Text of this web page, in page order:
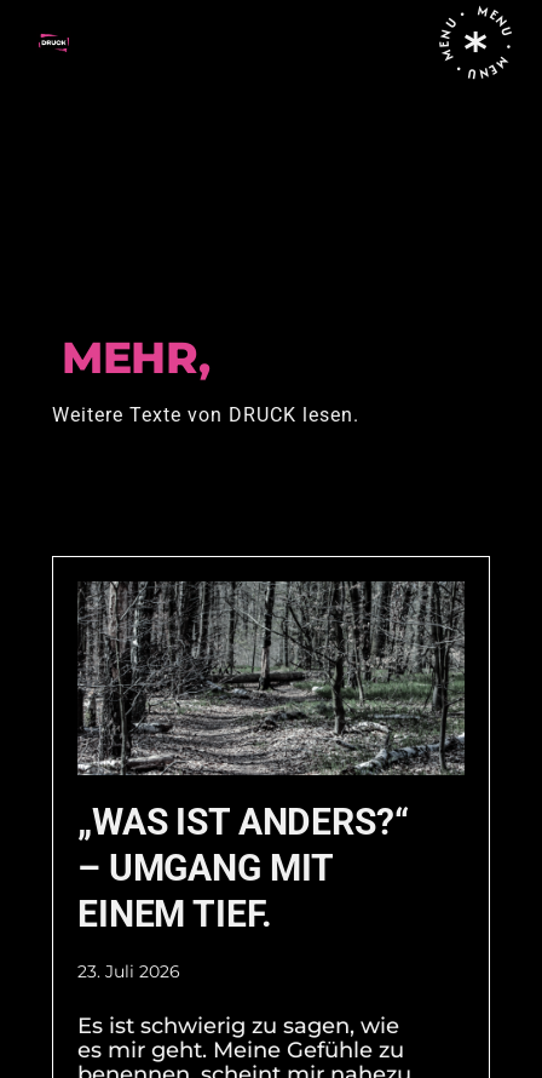
MENU • MENU • MENU •
MEHR,
Weitere Texte von DRUCK lesen.
„WAS IST ANDERS?“
– UMGANG MIT
EINEM TIEF.
23. Juli 2026
Es ist schwierig zu sagen, wie
es mir geht. Meine Gefühle zu